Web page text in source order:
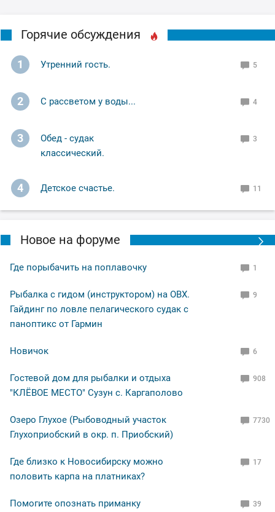
Горячие обсуждения
1 Утренний гость. 5
2 С рассветом у воды... 4
3
Обед - судак
классический.
3
4 Детское счастье. 11
Новое на форуме
Где порыбачить на поплавочку 1
Рыбалка с гидом (инструктором) на ОВХ.
Гайдинг по ловле пелагического судак с
паноптикс от Гармин
9
Новичок 6
Гостевой дом для рыбалки и отдыха
"КЛЁВОЕ МЕСТО" Сузун с. Каргаполово
908
Озеро Глухое (Рыбоводный участок
Глухоприобский в окр. п. Приобский)
7730
Где близко к Новосибирску можно
половить карпа на платниках?
17
Помогите опознать приманку 39